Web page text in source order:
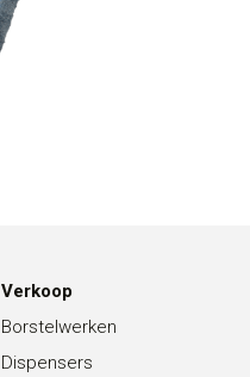
Verkoop
Borstelwerken
Dispensers